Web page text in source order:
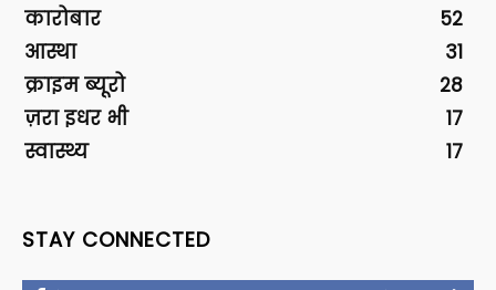
कारोबार
52
आस्था
31
क्राइम ब्यूरो
28
ज़रा इधर भी
17
स्वास्थ्य
17
STAY CONNECTED